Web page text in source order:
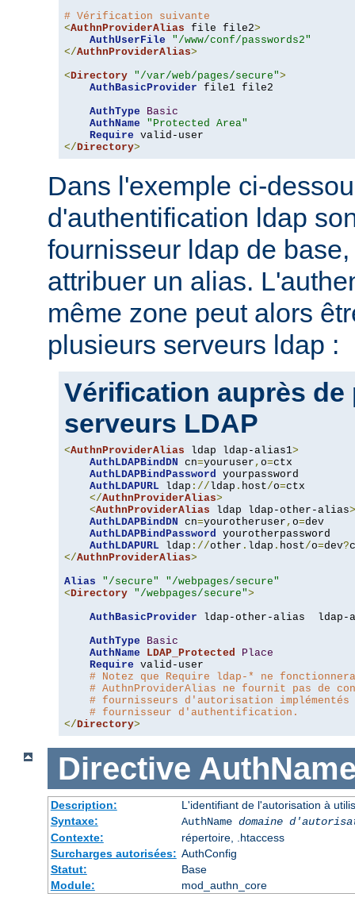
# Vérification suivante
<AuthnProviderAlias file file2>
AuthUserFile
"/www/conf/passwords2"
</AuthnProviderAlias>
<Directory "/var/web/pages/secure">
AuthBasicProvider file1 file2
AuthType
Basic
AuthName
"Protected Area"
Require
</Directory>
Dans l'exemple ci-
d'authentification ldap
fournisseur ldap de
attribuer un alias.
même zone peut alors
plusieurs serveurs ldap :
Vérification auprès de
serveurs LDAP
<AuthnProviderAlias ldap ldap-alias1>
AuthLDAPBindDN cn=youruser , o=ctx
AuthLDAPBindPassword yourpassword
AuthLDAPURL ldap ://ldap . host/o=ctx
</AuthnProviderAlias>
<AuthnProviderAlias ldap ldap-other-alias>
AuthLDAPBindDN cn=yourotheruser , o=dev
AuthLDAPBindPassword yourotherpassword
AuthLDAPURL ldap ://other . ldap . host/o=dev?
</AuthnProviderAlias>
Alias
"/secure"
"/webpages/secure"
<Directory "/webpages/secure">
AuthBasicProvider ldap-other-alias  ldap-
AuthType
Basic
AuthName
LDAP_Protected
Place
Require valid-user
# Notez que Require ldap-* ne
# AuthnProviderAlias ne fournit pas de
# fournisseurs d'autorisation implémentés
# fournisseur d'authentification.
</Directory>
Directive
Description:
L'identifiant de l'autorisation à
Syntaxe:
AuthName domaine
Contexte:
répertoire, .htaccess
Surcharges autorisées: AuthConfig
Statut:
Base
Module:
mod_authn_core